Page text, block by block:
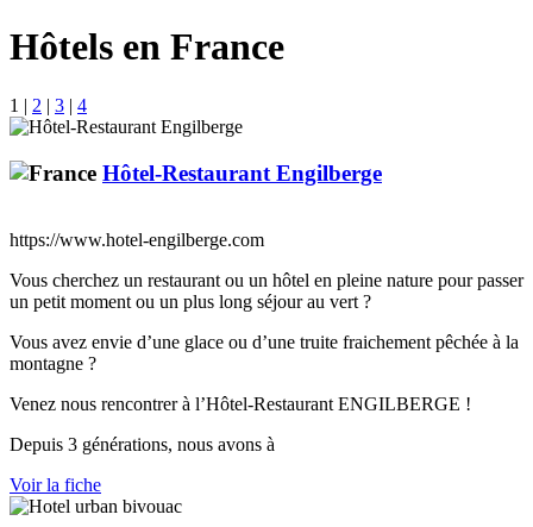
Hôtels en France
1 | 2 | 3 | 4
Hôtel-Restaurant Engilberge
https://www.hotel-engilberge.com
Vous cherchez un restaurant ou un hôtel en pleine nature pour passer
un petit moment ou un plus long séjour au vert ?
Vous avez envie d’une glace ou d’une truite fraichement pêchée à la
montagne ?
Venez nous rencontrer à l’Hôtel-Restaurant ENGILBERGE !
Depuis 3 générations, nous avons à
Voir la fiche